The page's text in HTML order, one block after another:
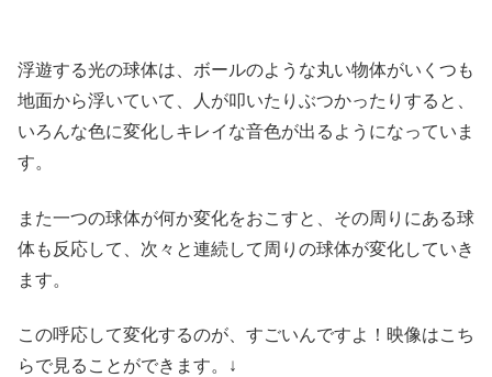
浮遊する光の球体は、ボールのような丸い物体がいくつも
地面から浮いていて、人が叩いたりぶつかったりすると、
いろんな色に変化しキレイな音色が出るようになっていま
す。
また一つの球体が何か変化をおこすと、その周りにある球
体も反応して、次々と連続して周りの球体が変化していき
ます。
この呼応して変化するのが、すごいんですよ！映像はこち
らで見ることができます。↓